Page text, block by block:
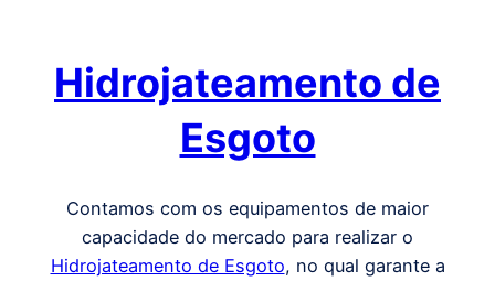
Hidrojateamento de
Esgoto
Contamos com os equipamentos de maior
capacidade do mercado para realizar o
Hidrojateamento de Esgoto, no qual garante a